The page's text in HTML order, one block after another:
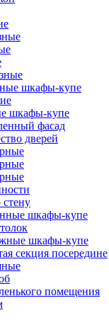
шкафы-купе
шкафы-купе
фасад
дверей
шкафы-купе
шкафы-купе
секция посередине
помещения